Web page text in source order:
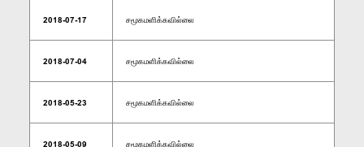
2018-07-17 சமூகமளிக்கவில்லை
2018-07-04 சமூகமளிக்கவில்லை
2018-05-23 சமூகமளிக்கவில்லை
2018-05-09 சமூகமளிக்கவில்லை